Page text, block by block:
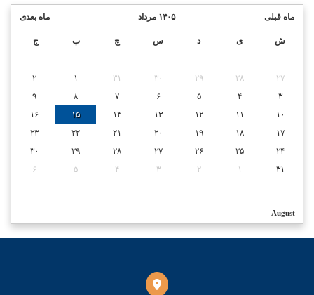
ماه بعدی ۱۴۰۵ مرداد ماه قبلی
ش ی د س چ پ ج
۲۷ ۲۸ ۲۹ ۳۰ ۳۱ ۱
۲
۳
۴ ۵ ۶ ۷ ۸
۹
۱۰
۱۱ ۱۲ ۱۳ ۱۴ ۱۵
۱۶
۱۷
۱۸ ۱۹ ۲۰ ۲۱ ۲۲
۲۳
۲۴
۲۵ ۲۶ ۲۷ ۲۸ ۲۹
۳۰
۳۱
۱ ۲ ۳ ۴ ۵ ۶
August